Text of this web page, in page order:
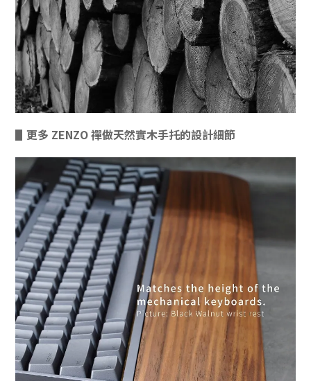
▋更多 ZENZO 禪做天然實木手托的設計細節